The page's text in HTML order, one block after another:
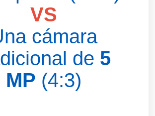
VS
cámara
de 5
MP (4:3)